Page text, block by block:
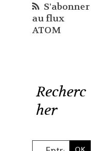
S'abonner
au flux
ATOM
Recherc
her